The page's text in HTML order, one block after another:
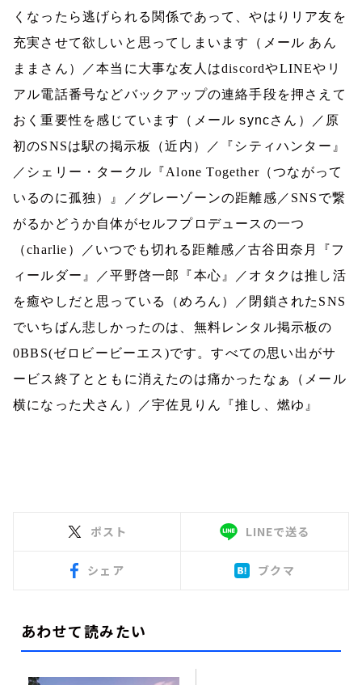
くなったら逃げられる関係であって、やはりリア友を
充実させて欲しいと思ってしまいます（メール あん
ままさん）／本当に大事な友人はdiscordやLINEやリ
アル電話番号などバックアップの連絡手段を押さえて
おく重要性を感じています（メール syncさん）／原
初のSNSは駅の掲示板（近内）／『シティハンター』
／シェリー・タークル『Alone Together （つながって
いるのに孤独）』／グレーゾーンの距離感／ SNS で繋
がるかどうか自体がセルフプロデュースの一つ
（charlie ）／いつでも切れる距離感／古谷田奈月『フ
ィールダー』／平野啓一郎『本心』／オタクは推し活
を癒やしだと思っている（めろん）／閉鎖された SNS
でいちばん悲しかったのは、無料レンタル掲示板の
0BBS(ゼロビービーエス )です。すべての思い出がサ
ービス終了とともに消えたのは痛かったなぁ（メール
横になった犬さん）／宇佐見りん『推し、燃ゆ』
ポスト LINEで送る
シェア ブクマ
あわせて読みたい